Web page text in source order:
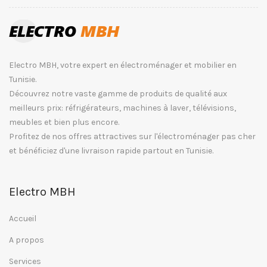
Electro MBH, votre expert en électroménager et mobilier en
Tunisie.
Découvrez notre vaste gamme de produits de qualité aux
meilleurs prix: réfrigérateurs, machines à laver, télévisions,
meubles et bien plus encore.
Profitez de nos offres attractives sur l'électroménager pas cher
et bénéficiez d'une livraison rapide partout en Tunisie.
Electro MBH
Accueil
A propos
Services